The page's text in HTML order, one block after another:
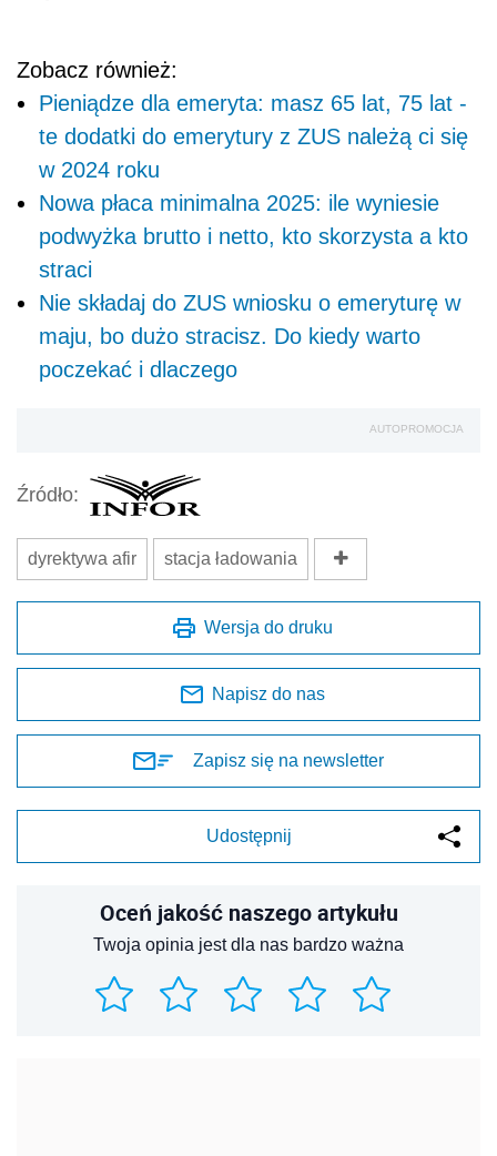
Zobacz również:
Pieniądze dla emeryta: masz 65 lat, 75 lat -
te dodatki do emerytury z ZUS należą ci się
w 2024 roku
Nowa płaca minimalna 2025: ile wyniesie
podwyżka brutto i netto, kto skorzysta a kto
straci
Nie składaj do ZUS wniosku o emeryturę w
maju, bo dużo stracisz. Do kiedy warto
poczekać i dlaczego
AUTOPROMOCJA
Źródło:
dyrektywa afir stacja ładowania
Wersja do druku
Napisz do nas
Zapisz się na newsletter
Udostępnij
Oceń jakość naszego artykułu
Twoja opinia jest dla nas bardzo ważna